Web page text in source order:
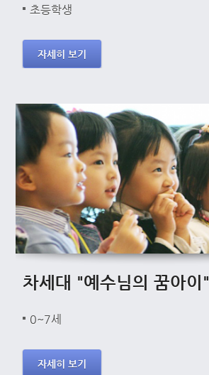
초등학생
자세히 보기
차세대 "예수님의 꿈아이"
0~7세
자세히 보기